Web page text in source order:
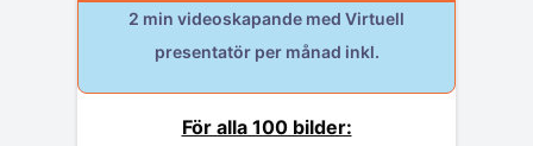
2 min videoskapande med Virtuell
presentatör per månad inkl.
För alla 100 bilder: